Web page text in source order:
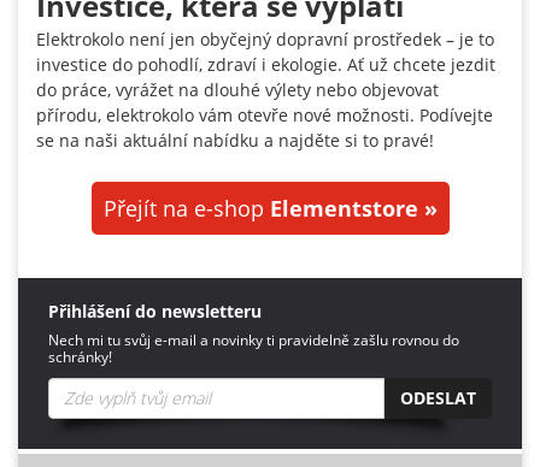
Elektrokolo není jen obyčejný dopravní prostředek – je to
investice do pohodlí, zdraví i ekologie. Ať už chcete jezdit
do práce, vyrážet na dlouhé výlety nebo objevovat
přírodu, elektrokolo vám otevře nové možnosti. Podívejte
se na naši aktuální nabídku a najděte si to pravé!
Přejít na e-shop Elementstore »
Přihlášení do newsletteru
Nech mi tu svůj e-mail a novinky ti pravidelně zašlu rovnou do
schránky!
ODESLAT